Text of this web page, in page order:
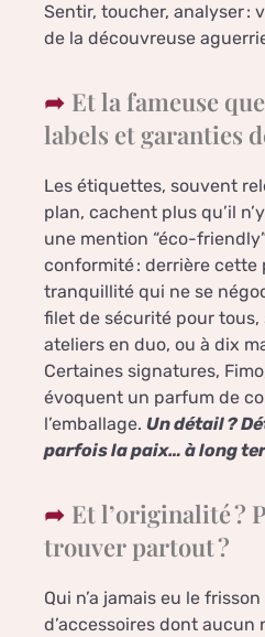
Sentir, toucher, analyser :
de la découvreuse
Et la fameuse
labels et garanties
Les étiquettes, souvent
plan, cachent plus qu’il
une mention “éco-
conformité : derrière
tranquillité qui ne se
filet de sécurité pour
ateliers en duo, ou à dix
Certaines signatures,
évoquent un parfum de
l’emballage. Un détail ?
parfois la paix… à long
Et l’originalité ?
trouver partout ?
Qui n’a jamais eu le
d’accessoires dont aucun